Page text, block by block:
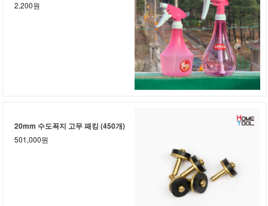
2,200원
20mm 수도꼭지 고무 패킹 (450개)
501,000원